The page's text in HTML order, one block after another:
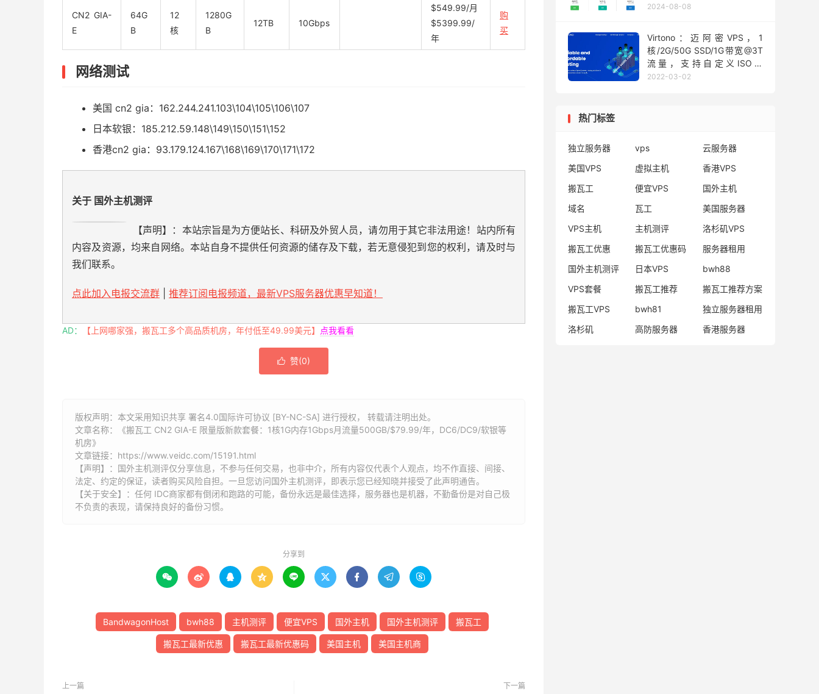
CN2 GIA-
E
64G
B
12
核
1280G
B
12TB 10Gbps
$549.99/月
$5399.99/
年
购
买
网络测试
美国 cn2 gia：162.244.241.103\104\105\106\107
日本软银：185.212.59.148\149\150\151\152
香港cn2 gia：93.179.124.167\168\169\170\171\172
关于 国外主机测评
【声明】：本站宗旨是为方便站长、科研及外贸人员，请勿用于其它非法用途！站内所有
内容及资源，均来自网络。本站自身不提供任何资源的储存及下载，若无意侵犯到您的权利，请及时与
我们联系。
点此加入电报交流群 推荐订阅电报频道，最新VPS服务器优惠早知道！
AD： 【上网哪家强，搬瓦工多个高品质机房，年付低至49.99美元】 点我看看
 赞(0)
版权声明：本文采用知识共享 署名4.0国际许可协议 [BY-NC-SA] 进行授权， 转载请注明出处。
文章名称：《搬瓦工 CN2 GIA-E 限量版新款套餐：1核1G内存1Gbps月流量500GB/$79.99/年，DC6/DC9/软银等
机房》
文章链接： https://www.veidc.com/15191.html
【声明】：国外主机测评仅分享信息，不参与任何交易，也非中介，所有内容仅代表个人观点，均不作直接、间接、
法定、约定的保证，读者购买风险自担。一旦您访问国外主机测评，即表示您已经知晓并接受了此声明通告。
【关于安全】：任何 IDC商家都有倒闭和跑路的可能，备份永远是最佳选择，服务器也是机器，不勤备份是对自己极
不负责的表现，请保持良好的备份习惯。
分享到
        
BandwagonHost bwh88 主机测评 便宜VPS 国外主机 国外主机测评 搬瓦工
搬瓦工最新优惠 搬瓦工最新优惠码 美国主机 美国主机商
上一篇 下一篇
8元起，VPS可免费一键切换
2024-08-08
Virtono：迈阿密VPS，1
核/2G/50G SSD/1G带宽@3T
流量，支持自定义ISO，
€8.95/季
2022-03-02
热门标签
独立服务器 vps
云服务器
美国VPS
虚拟主机
香港VPS
搬瓦工
便宜VPS
国外主机
域名
瓦工
美国服务器
VPS主机
主机测评
洛杉矶VPS
搬瓦工优惠
搬瓦工优惠码
服务器租用
国外主机测评
日本VPS
bwh88
VPS套餐
搬瓦工推荐
搬瓦工推荐方案
搬瓦工VPS
bwh81
独立服务器租用
洛杉矶
高防服务器 香港服务器